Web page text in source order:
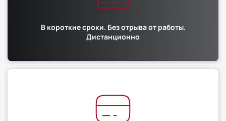
В короткие сроки. Без отрыва от работы.
Дистанционно